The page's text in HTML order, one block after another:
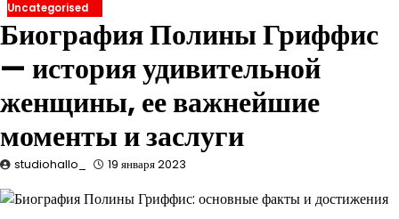
Uncategorised
Биография Полины Гриффис
— история удивительной
женщины, ее важнейшие
моменты и заслуги
studiohallo_ 19 января 2023